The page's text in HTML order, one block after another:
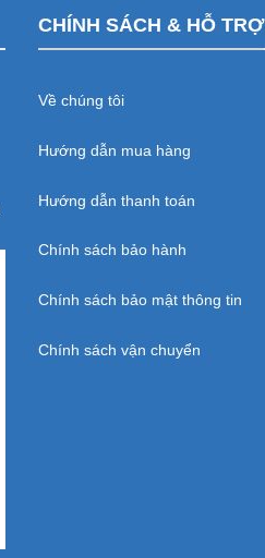
CHÍNH SÁCH & HỖ TRỢ
Về chúng tôi
Hướng dẫn mua hàng
Hướng dẫn thanh toán
Chính sách bảo hành
Chính sách bảo mật thông tin
Chính sách vận chuyển